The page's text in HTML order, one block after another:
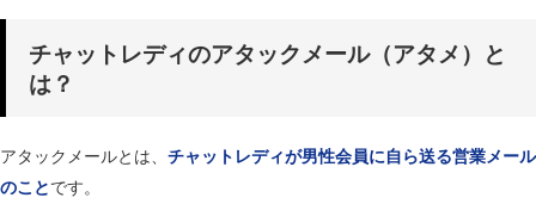
チャットレディのアタックメール（アタメ）と
は？
アタックメールとは、 チャットレディが男性会員に自ら送る営業メール
のことです。